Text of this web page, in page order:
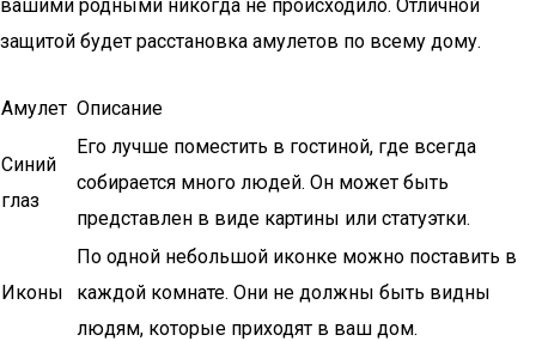
вашими родными никогда не происходило. Отличной
защитой будет расстановка амулетов по всему дому.
Амулет Описание
Синий
глаз
Его лучше поместить в гостиной, где всегда
собирается много людей. Он может быть
представлен в виде картины или статуэтки.
Иконы
По одной небольшой иконке можно поставить в
каждой комнате. Они не должны быть видны
людям, которые приходят в ваш дом.